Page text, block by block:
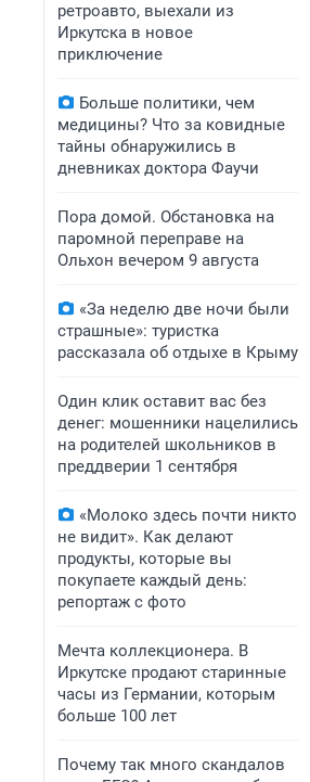
ретроавто, выехали из
Иркутска в новое
приключение
Больше политики, чем
медицины? Что за ковидные
тайны обнаружились в
дневниках доктора Фаучи
Пора домой. Обстановка на
паромной переправе на
Ольхон вечером 9 августа
«За неделю две ночи были
страшные»: туристка
рассказала об отдыхе в Крыму
Один клик оставит вас без
денег: мошенники нацелились
на родителей школьников в
преддверии 1 сентября
«Молоко здесь почти никто
не видит». Как делают
продукты, которые вы
покупаете каждый день:
репортаж с фото
Мечта коллекционера. В
Иркутске продают старинные
часы из Германии, которым
больше 100 лет
Почему так много скандалов